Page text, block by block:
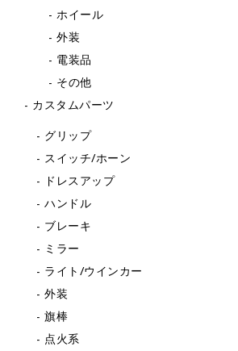
ホイール
外装
電装品
その他
カスタムパーツ
グリップ
スイッチ/ホーン
ドレスアップ
ハンドル
ブレーキ
ミラー
ライト/ウインカー
外装
旗棒
点火系